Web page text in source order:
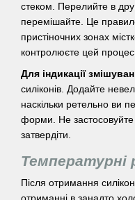
стеком. Перелийте в
перемішайте. Це
пристіночних зонах
контролюєте цей
Для індикації
силіконів. Додайте
наскільки ретельно ви
форми. Не
затвердіти.
Температурні
Після отримання
отриманні в занадто